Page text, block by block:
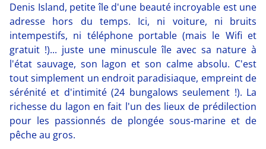
Denis Island, petite île d'une beauté incroyable est une
adresse hors du temps. Ici, ni voiture, ni bruits
intempestifs, ni téléphone portable (mais le Wifi et
gratuit !)... juste une minuscule île avec sa nature à
l'état sauvage, son lagon et son calme absolu. C'est
tout simplement un endroit paradisiaque, empreint de
sérénité et d'intimité (24 bungalows seulement !). La
richesse du lagon en fait l'un des lieux de prédilection
pour les passionnés de plongée sous-marine et de
pêche au gros.